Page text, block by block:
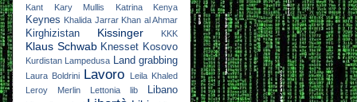
Kant Kary Mullis Katrina Kenya
Keynes Khalida Jarrar Khan al Ahmar
Kirghizistan Kissinger KKK
Klaus Schwab Knesset Kosovo
Kurdistan Lampedusa Land grabbing
Laura Boldrini Lavoro
Leila Khaled
Leroy Merlin
Lettonia lib Libano